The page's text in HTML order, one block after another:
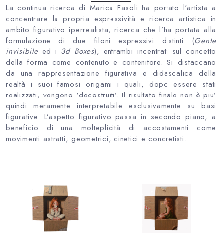
La continua ricerca di Marica Fasoli ha portato l'artista a
concentrare la propria espressività e ricerca artistica in
ambito figurativo iperrealista, ricerca che l’ha portata alla
formulazione di due filoni espressivi distinti (Gente
invisibileed i 3d Boxes), entrambi incentrati sul concetto
della forma come contenuto e contenitore. Si distaccano
da una rappresentazione figurativa e didascalica della
realtà i suoi famosi origami i quali, dopo essere stati
realizzati, vengono ‘decostruiti’. Il risultato finale non è piu’
quindi meramente interpretabile esclusivamente su basi
figurative. L’aspetto figurativo passa in secondo piano, a
beneficio di una molteplicità di accostamenti come
movimenti astratti, geometrici, cinetici e concretisti.